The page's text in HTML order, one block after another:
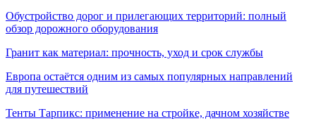
Обустройство дорог и прилегающих территорий: полный
обзор дорожного оборудования
Гранит как материал: прочность, уход и срок службы
Европа остаётся одним из самых популярных направлений
для путешествий
Тенты Тарпикс: применение на стройке, дачном хозяйстве